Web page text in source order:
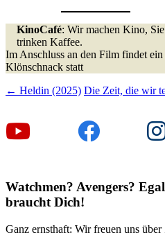
KinoCafé: Wir machen Kino, Sie
trinken Kaffee.
Im Anschluss an den Film findet ein
Klönschnack statt
Beitragsnavigation
← Heldin (2025) Die Zeit, die wir
Watchmen? Avengers?
braucht Dich!
Ganz ernsthaft: Wir freuen uns